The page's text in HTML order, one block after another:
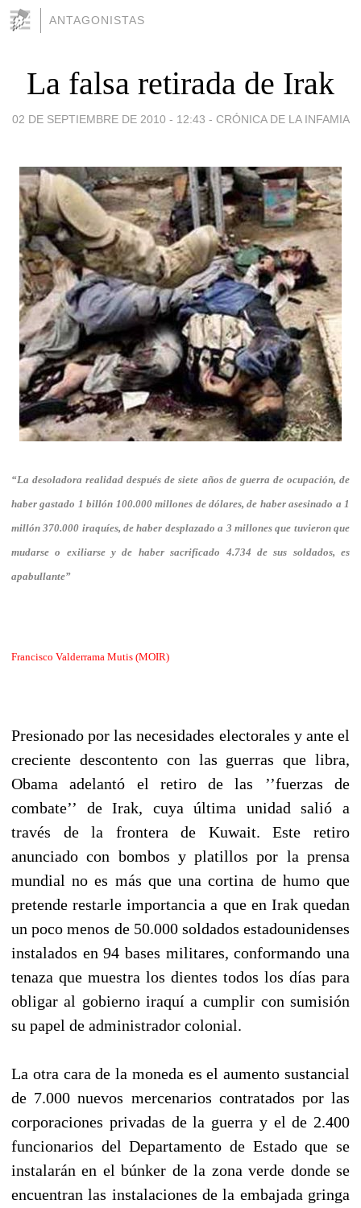
ANTAGONISTAS
La falsa retirada de Irak
02 DE SEPTIEMBRE DE 2010 - 12:43 - CRÓNICA DE LA INFAMIA
“La desoladora realidad después de siete años de guerra de ocupación, de
haber gastado 1 billón 100.000 millones de dólares, de haber asesinado a 1
millón 370.000 iraquíes, de haber desplazado a 3 millones que tuvieron que
mudarse o exiliarse y de haber sacrificado 4.734 de sus soldados, es
apabullante”
Francisco Valderrama Mutis (MOIR)
Presionado por las necesidades electorales y ante el
creciente descontento con las guerras que libra,
Obama adelantó el retiro de las ’’fuerzas de
combate’’ de Irak, cuya última unidad salió a
través de la frontera de Kuwait. Este retiro
anunciado con bombos y platillos por la prensa
mundial no es más que una cortina de humo que
pretende restarle importancia a que en Irak quedan
un poco menos de 50.000 soldados estadounidenses
instalados en 94 bases militares, conformando una
tenaza que muestra los dientes todos los días para
obligar al gobierno iraquí a cumplir con sumisión
su papel de administrador colonial.
La otra cara de la moneda es el aumento sustancial
de 7.000 nuevos mercenarios contratados por las
corporaciones privadas de la guerra y el de 2.400
funcionarios del Departamento de Estado que se
instalarán en el búnker de la zona verde donde se
encuentran las instalaciones de la embajada gringa